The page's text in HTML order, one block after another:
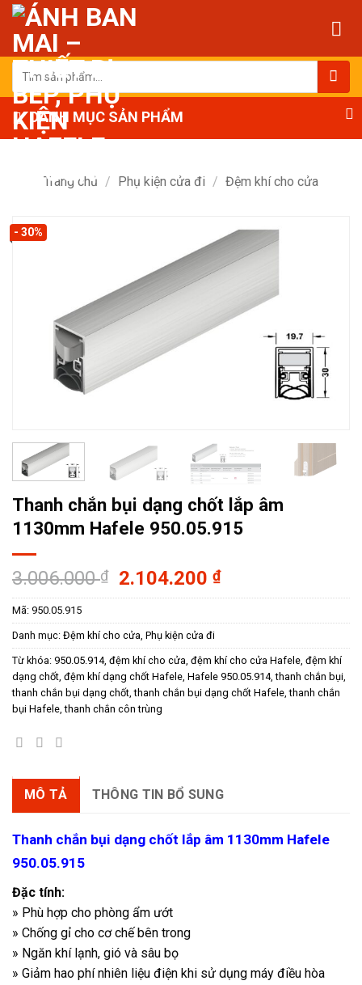
Bỏ
nội
dung
Tìm
kiếm:
DANH MỤC SẢN PHẨM
Trang chủ / Phụ kiện cửa đi / Đệm khí cho cửa
- 30%
Thanh chắn bụi dạng chốt lắp âm
1130mm Hafele 950.05.915
3.006.000₫
Giá
gốc
3.006.000 ₫.
2.104.200₫Giá
hiện
2.104.200 ₫.
Mã: 950.05.915
Danh mục: Đệm khí cho cửa Phụ kiện cửa đi
Từ khóa: 950.05.914, đệm khí cho cửa đệm khí cho cửa Hafele đệm khí
dạng chốt đệm khí dạng chốt Hafele Hafele 950.05.914,thanh chắn bụi
thanh chắn bụi dạng chốt ,thanh chắn bụi dạng chốt Hafele ,thanh chắn
bụi Hafele ,thanh chắn côn trùng
MÔ TẢ THÔNG TIN BỔ SUNG
Thanh chắn bụi dạng chốt lắp âm 1130mm Hafele
950.05.915
Đặc tính:
» Phù hợp cho phòng ẩm ướt
» Chống gỉ cho cơ chế bên trong
» Ngăn khí lạnh, gió và sâu bọ
» Giảm hao phí nhiên liệu điện khi sử dụng máy điều hòa